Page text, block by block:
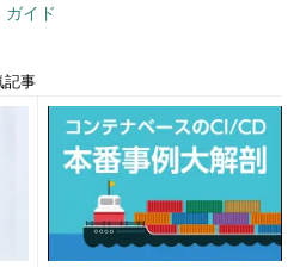
のテーマ」のいずれかから選択する
スタート］ボタンが、Start Menu 8
イド
記事